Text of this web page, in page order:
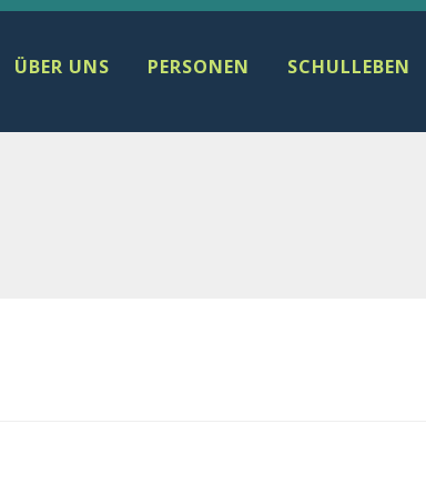
ÜBER UNS PERSONEN SCHULLEBEN